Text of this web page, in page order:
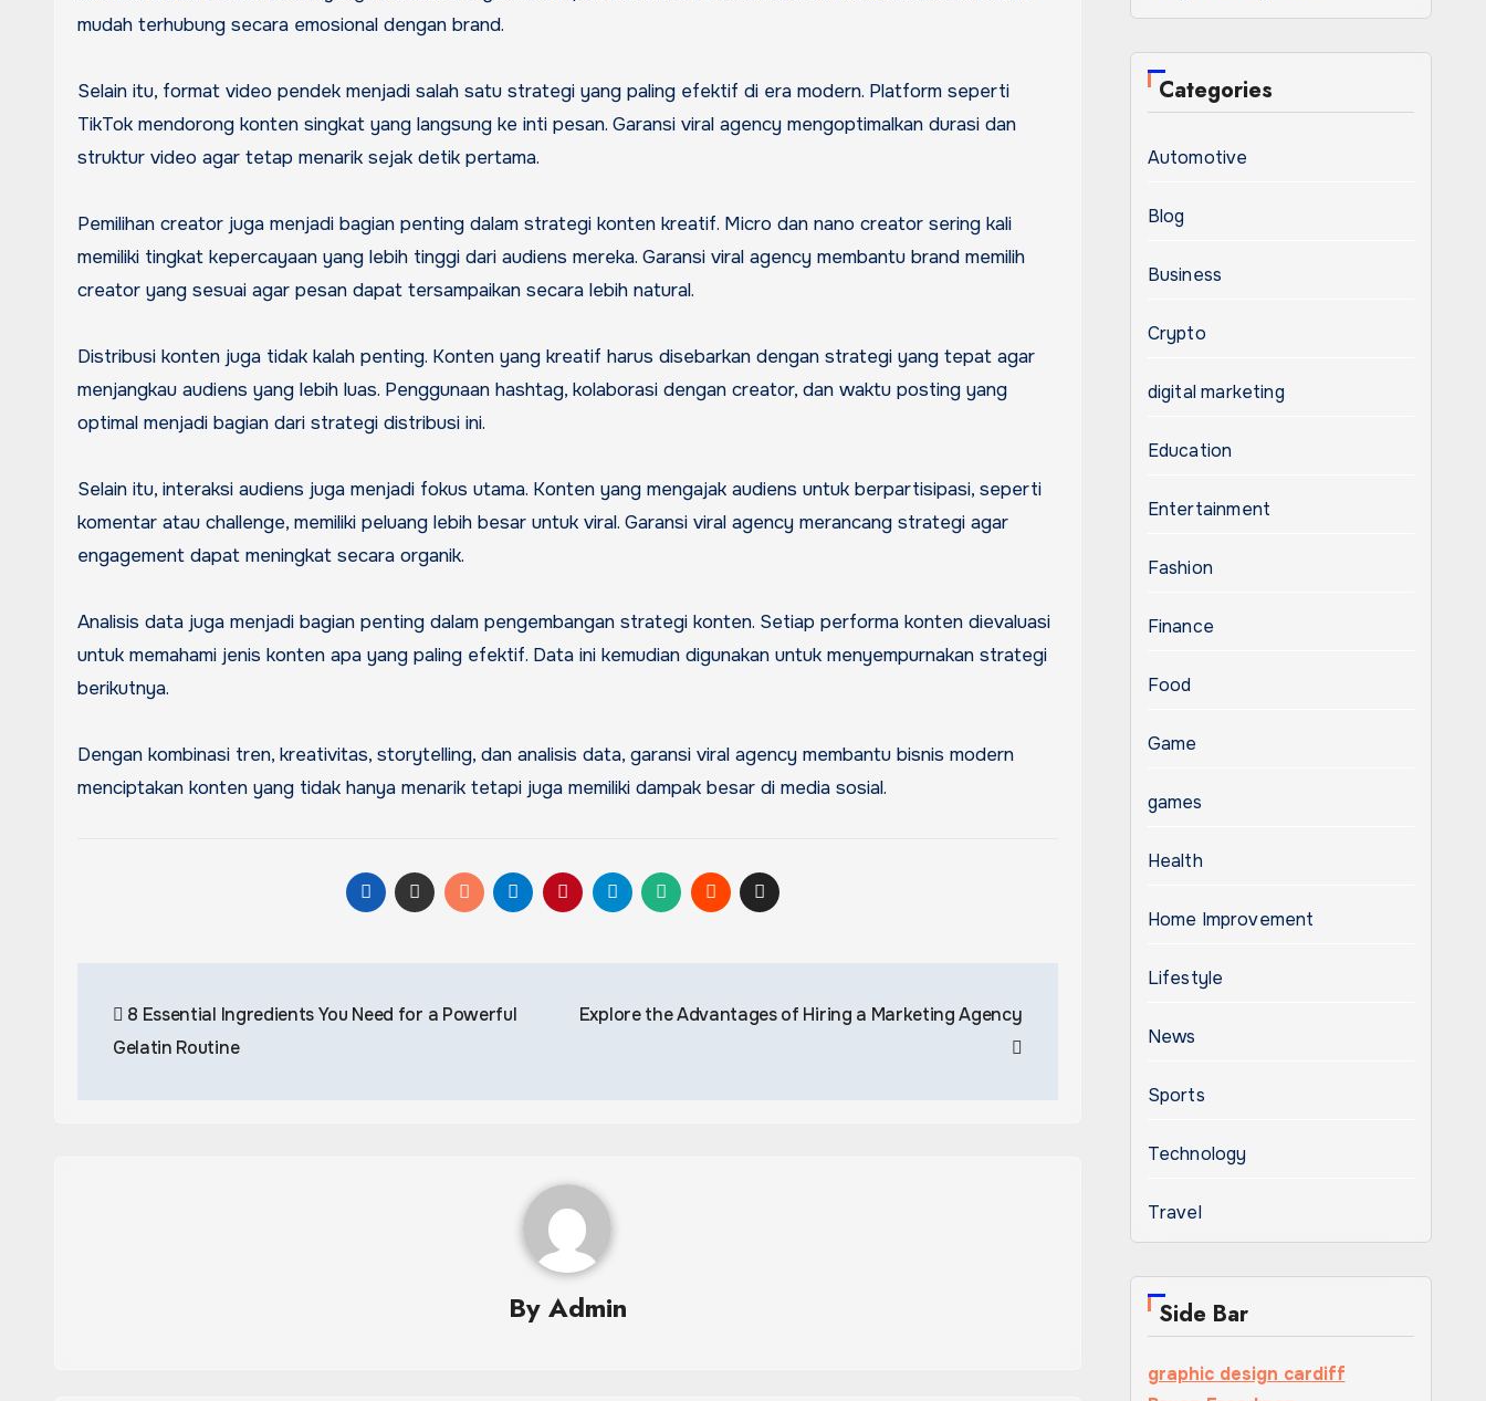
mudah terhubung secara emosional dengan brand.
Selain itu, format video pendek menjadi salah satu strategi yang paling efektif di era modern. Platform seperti
TikTok mendorong konten singkat yang langsung ke inti pesan. Garansi viral agency mengoptimalkan durasi dan
struktur video agar tetap menarik sejak detik pertama.
Pemilihan creator juga menjadi bagian penting dalam strategi konten kreatif. Micro dan nano creator sering kali
memiliki tingkat kepercayaan yang lebih tinggi dari audiens mereka. Garansi viral agency membantu brand memilih
creator yang sesuai agar pesan dapat tersampaikan secara lebih natural.
Distribusi konten juga tidak kalah penting. Konten yang kreatif harus disebarkan dengan strategi yang tepat agar
menjangkau audiens yang lebih luas. Penggunaan hashtag, kolaborasi dengan creator, dan waktu posting yang
optimal menjadi bagian dari strategi distribusi ini.
Selain itu, interaksi audiens juga menjadi fokus utama. Konten yang mengajak audiens untuk berpartisipasi, seperti
komentar atau challenge, memiliki peluang lebih besar untuk viral. Garansi viral agency merancang strategi agar
engagement dapat meningkat secara organik.
Analisis data juga menjadi bagian penting dalam pengembangan strategi konten. Setiap performa konten dievaluasi
untuk memahami jenis konten apa yang paling efektif. Data ini kemudian digunakan untuk menyempurnakan strategi
berikutnya.
Dengan kombinasi tren, kreativitas, storytelling, dan analisis data, garansi viral agency membantu bisnis modern
menciptakan konten yang tidak hanya menarik tetapi juga memiliki dampak besar di media sosial.
navigation
8 Essential Ingredients You Need for a Powerful
Gelatin Routine
Explore the Advantages of Hiring a Marketing Agency
By Admin
Categories
Automotive
Blog
Business
Crypto
digital marketing
Education
Entertainment
Fashion
Finance
Food
Game
games
Health
Home Improvement
Lifestyle
News
Sports
Technology
Travel
Side Bar
graphic design cardiff